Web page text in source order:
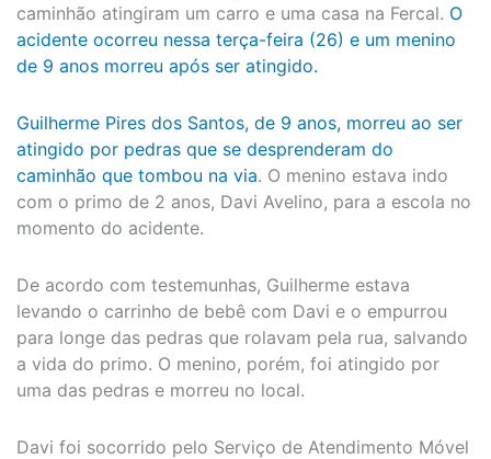
caminhão atingiram um carro e uma casa na Fercal. O
acidente ocorreu nessa terça-feira (26) e um menino
de 9 anos morreu após ser atingido.
Guilherme Pires dos Santos, de 9 anos, morreu ao ser
atingido por pedras que se desprenderam do
caminhão que tombou na via. O menino estava indo
com o primo de 2 anos, Davi Avelino, para a escola no
momento do acidente.
De acordo com testemunhas, Guilherme estava
levando o carrinho de bebê com Davi e o empurrou
para longe das pedras que rolavam pela rua, salvando
a vida do primo. O menino, porém, foi atingido por
uma das pedras e morreu no local.
Davi foi socorrido pelo Serviço de Atendimento Móvel